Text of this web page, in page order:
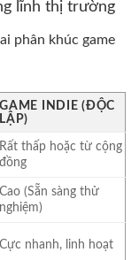
lĩnh thị trường
phân khúc game
GAME INDIE (ĐỘC
LẬP)
Rất thấp hoặc từ cộng
đồng
Cao (Sẵn sàng thử
nghiệm)
Cực nhanh, linh hoạt